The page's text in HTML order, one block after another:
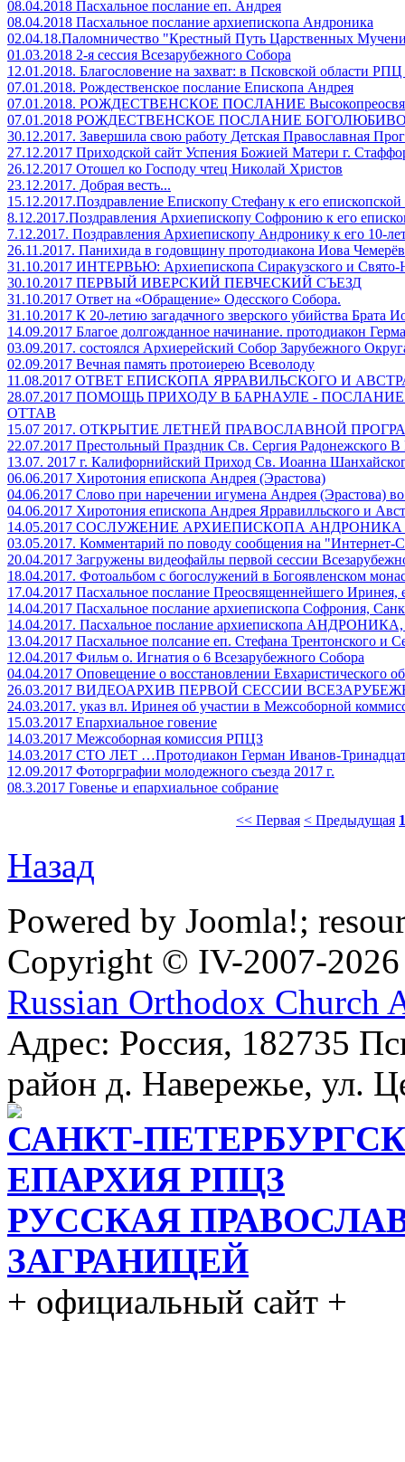
08.04.2018 Пасхальное послание еп. Андрея
08.04.2018 Пасхальное послание архиепископа Андроника
02.04.18.Паломничество "Крестный Путь Царственных
01.03.2018 2-я сессия Всезарубежного Собора
12.01.2018. Благословение на захват: в Псковской области
07.01.2018. Рождественское послание Епископа Андрея
07.01.2018. РОЖДЕСТВЕНСКОЕ ПОСЛАНИЕ
07.01.2018 РОЖДЕСТВЕНСКОЕ ПОСЛАНИЕ
30.12.2017. Завершила свою работу Детская Православная
27.12.2017 Приходской сайт Успения Божией Матери г.
26.12.2017 Отошел ко Господу чтец Николай Христов
23.12.2017. Добрая весть...
15.12.2017.Поздравление Епископу Стефану к его
8.12.2017.Поздравления Архиепископу Софронию к его
7.12.2017. Поздравления Архиепископу Андронику к его 10-
26.11.2017. Панихида в годовщину протодиакона Иова
31.10.2017 ИНТЕРВЬЮ: Архиепископа Сиракузского и
30.10.2017 ПЕРВЫЙ ИВЕРСКИЙ ПЕВЧЕСКИЙ СЪЕЗД
31.10.2017 Ответ на «Обращение» Одесского Собора.
31.10.2017 К 20-летию загадачного зверского убийства Брата
14.09.2017 Благое долгожданное начинание. протодиакон
03.09.2017. состоялся Архиерейский Собор Зарубежного
02.09.2017 Вечная память протоиерею Всеволоду
11.08.2017 ОТВЕТ ЕПИСКОПА ЯРРАВИЛЬСКОГО И
28.07.2017 ПОМОЩЬ ПРИХОДУ В БАРНАУЛЕ -
ОТТАВ
15.07 2017. ОТКРЫТИЕ ЛЕТНЕЙ ПРАВОСЛАВНОЙ
22.07.2017 Престольный Праздник Св. Сергия Радонежского
13.07. 2017 г. Калифорнийский Приход Св. Иоанна
06.06.2017 Хиротония епископа Андрея (Эрастова)
04.06.2017 Слово при наречении игумена Андрея (Эрастова)
04.06.2017 Хиротония епископа Андрея Ярравилльского и
14.05.2017 СОСЛУЖЕНИЕ АРХИЕПИСКОПА
03.05.2017. Комментарий по поводу сообщения на "Интернет-
20.04.2017 Загружены видеофайлы первой сессии
18.04.2017. Фотоальбом с богослужений в Богоявленском
17.04.2017 Пасхальное послание Преосвященнейшего Иринея,
14.04.2017 Пасхальное послание архиепископа Софрония,
14.04.2017. Пасхальное послание архиепископа АНДРОНИКА,
13.04.2017 Пасхальное полсание еп. Стефана Трентонского и
12.04.2017 Фильм о. Игнатия о 6 Всезарубежного Собора
04.04.2017 Оповещение о восстановлении
26.03.2017 ВИДЕОАРХИВ ПЕРВОЙ СЕССИИ
24.03.2017. указ вл. Иринея об участии в Межсоборной
15.03.2017 Епархиальное говение
14.03.2017 Межсоборная комиссия РПЦЗ
14.03.2017 СТО ЛЕТ …Протодиакон Герман Иванов-
12.09.2017 Фоторграфии молодежного съезда 2017 г.
08.3.2017 Говенье и епархиальное собрание
<< Первая < Предыдущая 1
Назад
Powered by Joomla!;
Copyright © IV-2007-2026
Russian Orthodox Church
Адрес: Россия, 182735
район д. Навережье, ул.
САНКТ-
ЕПАРХИЯ РПЦЗ
РУССКАЯ
ЗАГРАНИЦЕЙ
+ официальный сайт +